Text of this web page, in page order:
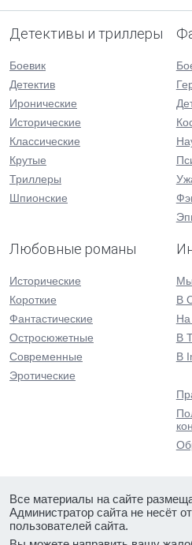
Детективы и триллеры
Боевик
Детектив
Иронические
Исторические
Классические
Крутые
Триллеры
Шпионские
Любовные романы
Исторические
Короткие
Фантастические
Остросюжетные
Современные
Эротические
Мы
В
На
В
В
Все материалы на сайте
Администратор сайта не несёт
пользователей сайта.